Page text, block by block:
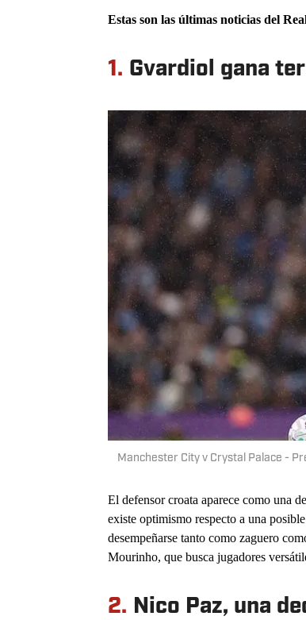
Estas son las últimas noticias del
1. Gvardiol gana
Manchester City v Crystal Palace -
El defensor croata aparece como una
existe optimismo respecto a una
desempeñarse tanto como zaguero
Mourinho, que busca jugadores
2. Nico Paz, una